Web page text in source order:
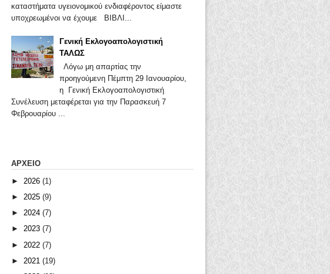
καταστήματα υγειονομικού ενδιαφέροντος είμαστε
υποχρεωμένοι να έχουμε ΒΙΒΛΙ...
Γενική Εκλογοαπολογιστική
ΤΑΛΩΣ
Λόγω μη απαρτίας την
προηγούμενη Πέμπτη 29 Ιανουαρίου,
η Γενική Εκλογοαπολογιστική
Συνέλευση μεταφέρεται για την Παρασκευή 7
Φεβρουαρίου ...
ΑΡΧΕΙΟ
► 2026 (1)
► 2025 (9)
► 2024 (7)
► 2023 (7)
► 2022 (7)
► 2021 (19)